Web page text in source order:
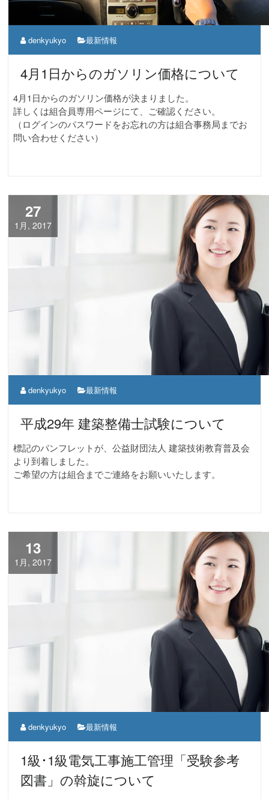
denkyukyo 最新情報
4月1日からのガソリン価格について
4月1日からのガソリン価格が決まりました。
詳しくは組合員専用ページにて、ご確認ください。
（ログインのパスワードをお忘れの方は組合事務局までお
問い合わせください）
27
1月, 2017
denkyukyo 最新情報
平成29年 建築整備士試験について
標記のパンフレットが、公益財団法人 建築技術教育普及会
より到着しました。
ご希望の方は組合までご連絡をお願いいたします。
13
1月, 2017
denkyukyo 最新情報
1級･1級電気工事施工管理「受験参考
図書」の斡旋について